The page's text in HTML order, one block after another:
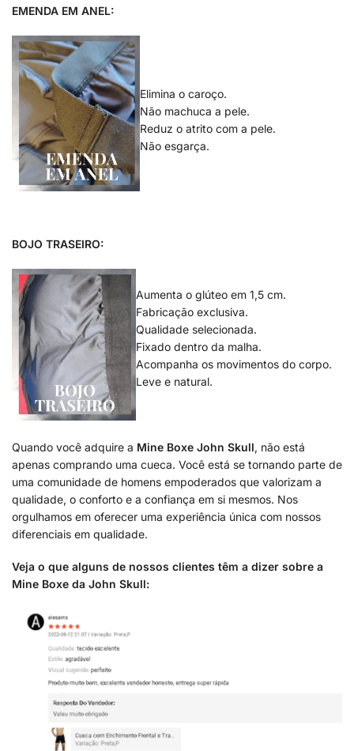
EMENDA EM ANEL:
Elimina o caroço.
Não machuca a pele.
Reduz o atrito com a pele.
Não esgarça.
BOJO TRASEIRO:
Aumenta o glúteo em 1,5 cm.
Fabricação exclusiva.
Qualidade selecionada.
Fixado dentro da malha.
Acompanha os movimentos do corpo.
Leve e natural.
Quando você adquire a Mine Boxe John Skull, não está
apenas comprando uma cueca. Você está se tornando parte de
uma comunidade de homens empoderados que valorizam a
qualidade, o conforto e a confiança em si mesmos. Nos
orgulhamos em oferecer uma experiência única com nossos
diferenciais em qualidade.
Veja o que alguns de nossos clientes têm a dizer sobre a
Mine Boxe da John Skull: